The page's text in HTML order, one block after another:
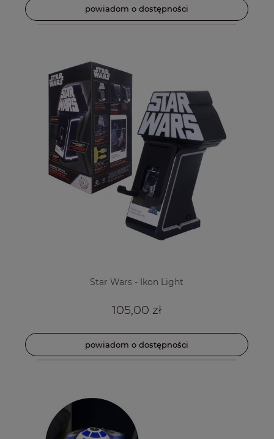
powiadom o dostępności
Star Wars - Ikon Light
105,00 zł
powiadom o dostępności